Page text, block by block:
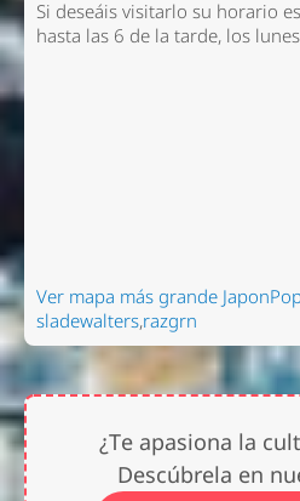
Si deseáis visitarlo su horario
hasta las 6 de la tarde, los
Ver mapa más grande
sladewalters,razgrn
¿Te apasiona la
Descúbrela en